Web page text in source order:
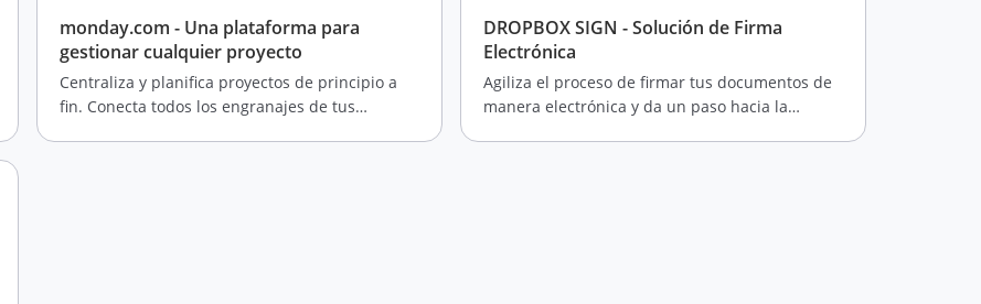
monday.com - Una plataforma para
gestionar cualquier proyecto
Centraliza y planifica proyectos de principio a
fin. Conecta todos los engranajes de tus
DROPBOX SIGN - Solución de Firma
Electrónica
Agiliza el proceso de firmar tus documentos de
manera electrónica y da un paso hacia la